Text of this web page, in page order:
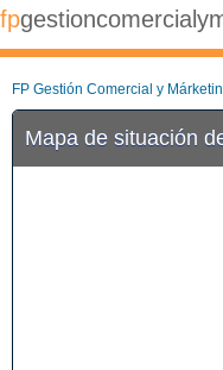
fp
FP Gestión Comercial y
Mapa de situación